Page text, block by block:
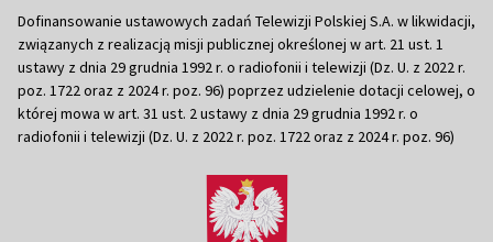
Dofinansowanie ustawowych zadań Telewizji Polskiej S.A. w likwidacji,
związanych z realizacją misji publicznej określonej w art. 21 ust. 1
ustawy z dnia 29 grudnia 1992 r. o radiofonii i telewizji (Dz. U. z 2022 r.
poz. 1722 oraz z 2024 r. poz. 96) poprzez udzielenie dotacji celowej, o
której mowa w art. 31 ust. 2 ustawy z dnia 29 grudnia 1992 r. o
radiofonii i telewizji (Dz. U. z 2022 r. poz. 1722 oraz z 2024 r. poz. 96)